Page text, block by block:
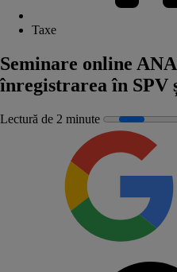
Taxe
Seminare online
înregistrarea în SPV
Lectură de 2 minute